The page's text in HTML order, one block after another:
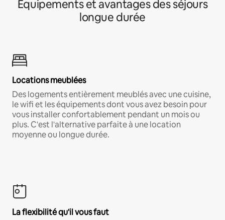
Équipements et avantages des séjours
longue durée
Locations meublées
Des logements entièrement meublés avec une cuisine,
le wifi et les équipements dont vous avez besoin pour
vous installer confortablement pendant un mois ou
plus. C'est l'alternative parfaite à une location
moyenne ou longue durée.
La flexibilité qu'il vous faut